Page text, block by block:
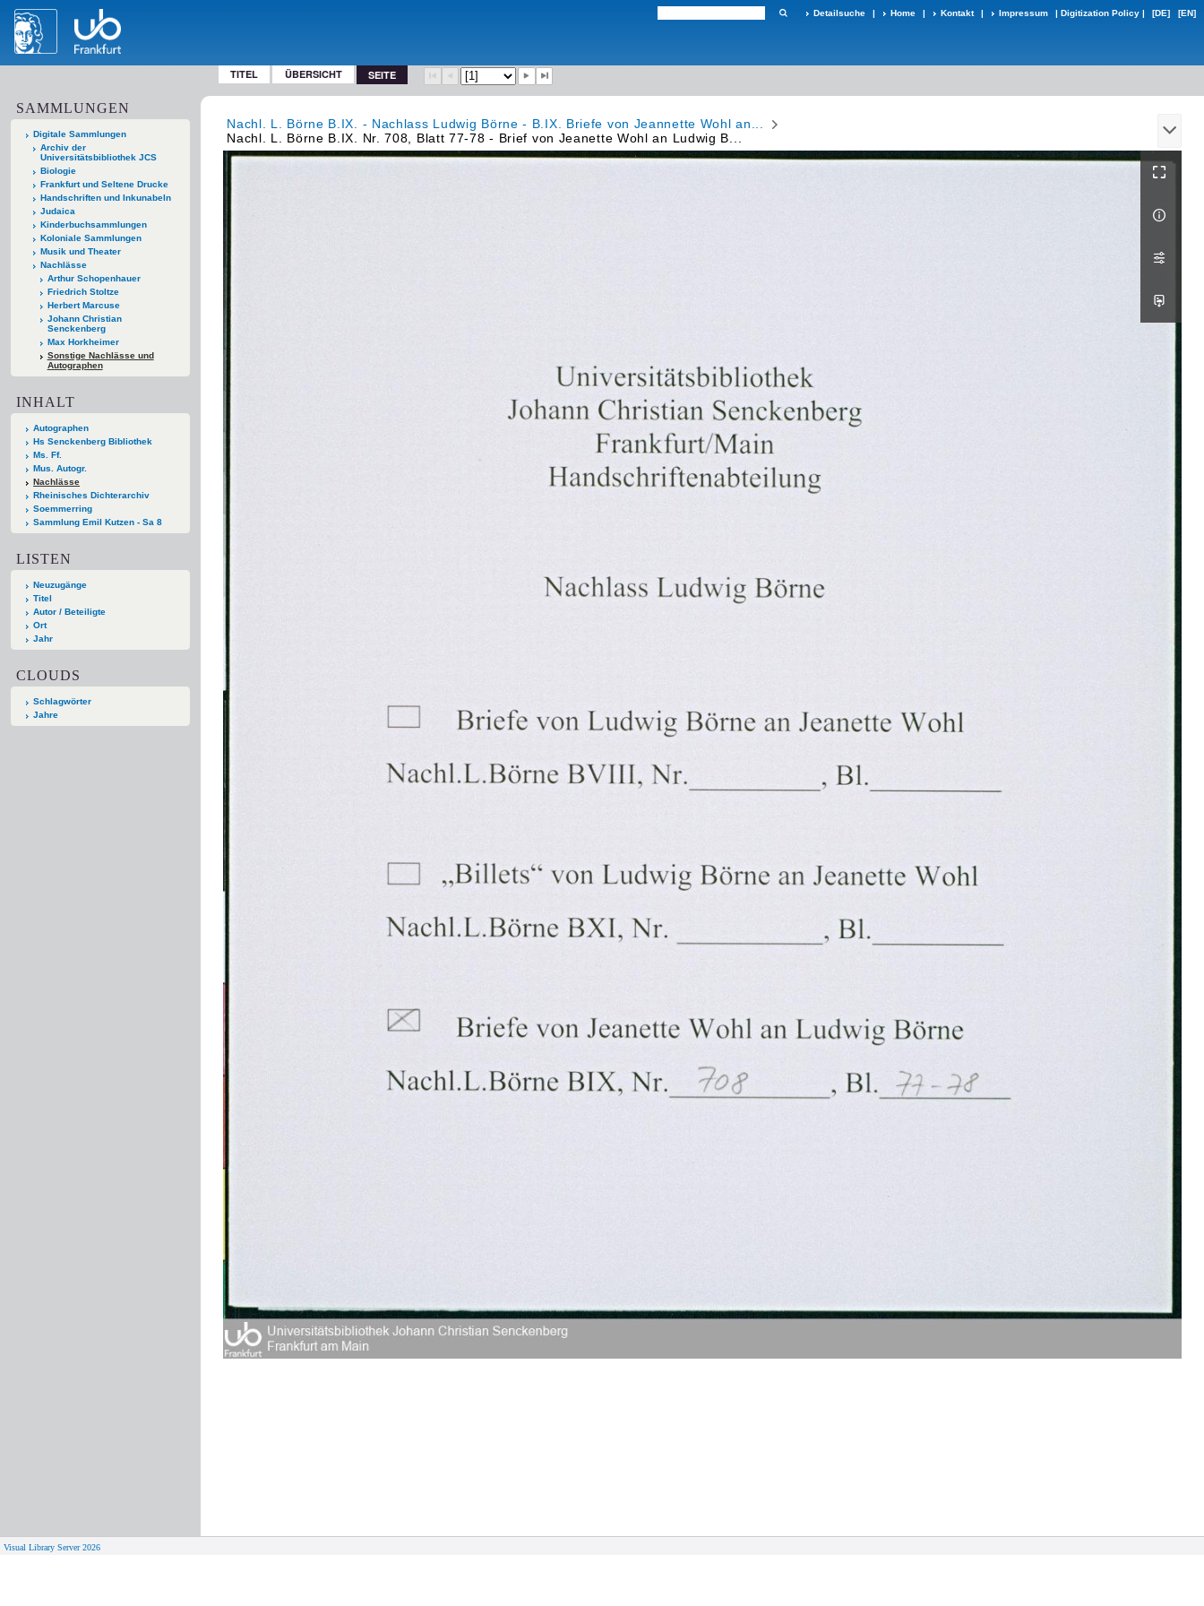
Detailsuche | Home | Kontakt | Impressum | Digitization Policy | [DE] [EN]
TITEL ÜBERSICHT SEITE
SAMMLUNGEN
Digitale Sammlungen
Archiv der
Universitätsbibliothek JCS
Biologie
Frankfurt und Seltene Drucke
Handschriften und Inkunabeln
Judaica
Kinderbuchsammlungen
Koloniale Sammlungen
Musik und Theater
Nachlässe
Arthur Schopenhauer
Friedrich Stoltze
Herbert Marcuse
Johann Christian
Senckenberg
Max Horkheimer
Sonstige Nachlässe und
Autographen
INHALT
Autographen
Hs Senckenberg Bibliothek
Ms. Ff.
Mus. Autogr.
Nachlässe
Rheinisches Dichterarchiv
Soemmerring
Sammlung Emil Kutzen - Sa 8
LISTEN
Neuzugänge
Titel
Autor / Beteiligte
Ort
Jahr
CLOUDS
Schlagwörter
Jahre
Nachl. L. Börne B.IX. - Nachlass Ludwig Börne - B.IX. Briefe von Jeannette Wohl an...
Nachl. L. Börne B.IX. Nr. 708, Blatt 77-78 - Brief von Jeanette Wohl an Ludwig B...
Visual Library Server 2026